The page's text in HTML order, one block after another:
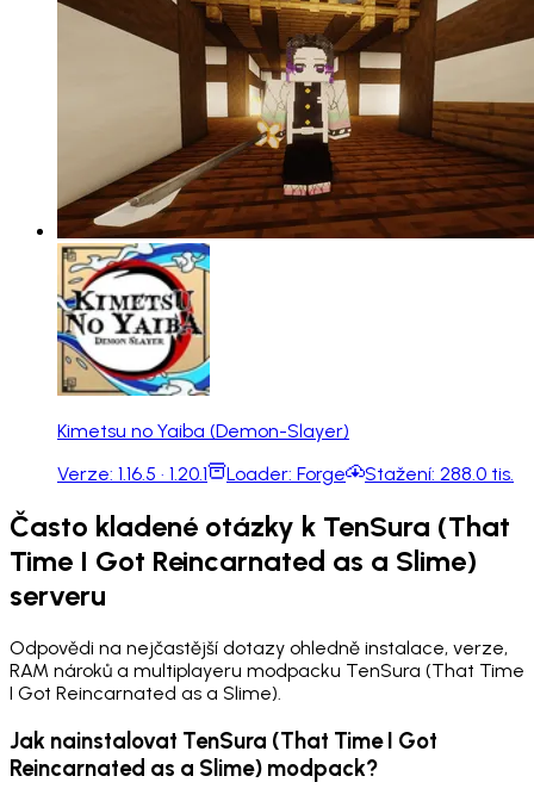
Kimetsu no Yaiba (Demon-Slayer)
Verze: 1.16.5 · 1.20.1 Loader: Forge Stažení: 288.0 tis.
Často kladené otázky k TenSura (That
Time I Got Reincarnated as a Slime)
serveru
Odpovědi na nejčastější dotazy ohledně instalace, verze,
RAM nároků a multiplayeru modpacku TenSura (That Time
I Got Reincarnated as a Slime).
Jak nainstalovat TenSura (That Time I Got
Reincarnated as a Slime) modpack?